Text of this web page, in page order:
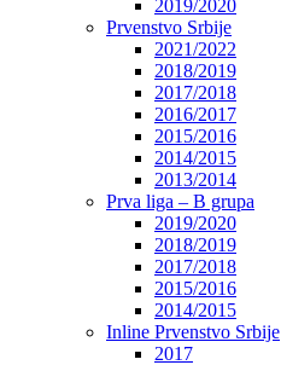
2019/2020
Prvenstvo Srbije
2021/2022
2018/2019
2017/2018
2016/2017
2015/2016
2014/2015
2013/2014
Prva liga – B grupa
2019/2020
2018/2019
2017/2018
2015/2016
2014/2015
Inline Prvenstvo Srbije
2017